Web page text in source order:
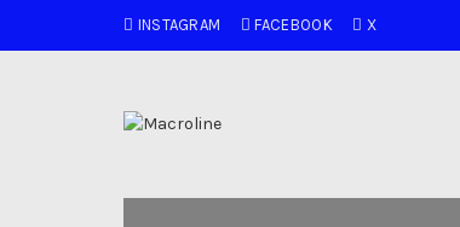
INSTAGRAM FACEBOOK X